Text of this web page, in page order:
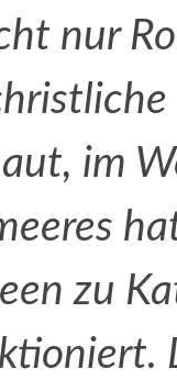
nur
im
zu